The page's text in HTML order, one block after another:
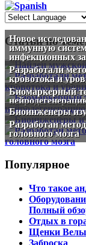
Статьи по
Новое
иммунную
инфекционных
Разработали
кровотока и
Биомаркерный
Биоинженеры
Разработан
головного мозга
Популярное
Что такое
Полный
Отдых в
Щенки
Заброска